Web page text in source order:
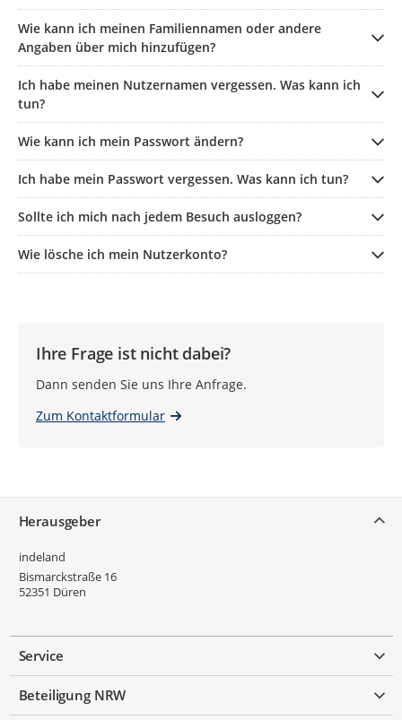
Wie kann ich meinen Familiennamen oder andere
Angaben über mich hinzufügen?
Ich habe meinen Nutzernamen vergessen. Was kann ich
tun?
Wie kann ich mein Passwort ändern?
Ich habe mein Passwort vergessen. Was kann ich tun?
Sollte ich mich nach jedem Besuch ausloggen?
Wie lösche ich mein Nutzerkonto?
Ihre Frage ist nicht dabei?
Dann senden Sie uns Ihre Anfrage.
Zum Kontaktformular
Herausgeber
indeland
Bismarckstraße 16
52351 Düren
Service
Beteiligung NRW